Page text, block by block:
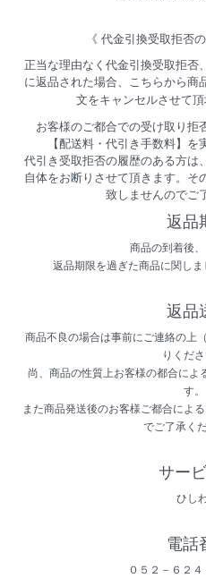
《 代金引換受取拒否
正当な理由なく代金引換受取拒否
に返品された場合、こちらから商
文をキャンセルさせて頂
お客様のご都合での受け取り拒
【配送料・代引き手数料】を
代引き受取拒否の履歴のある方は
自体をお断りさせて頂きます。そ
致しませんのでご
返品
商品の到着後
返品期限を過ぎた商品に関し
返品
商品不良の場合は事前にご連絡の上
りくださ
尚、商品の性質上お客様の都合によ
す。
また商品発送後のお客様ご都合によ
でご了承く
サー
ひし
電話
０５２－６２